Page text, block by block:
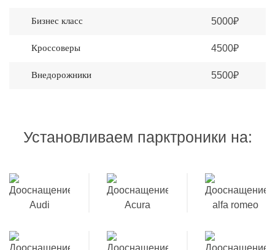
Бизнес класс 5000₽
Кроссоверы 4500₽
Внедорожники 5500₽
Установливаем парктроники на: